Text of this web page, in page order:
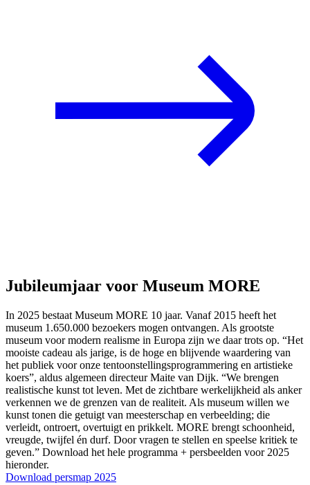
Jubileumjaar voor Museum MORE
In 2025 bestaat Museum MORE 10 jaar. Vanaf 2015 heeft het
museum 1.650.000 bezoekers mogen ontvangen. Als grootste
museum voor modern realisme in Europa zijn we daar trots op. “Het
mooiste cadeau als jarige, is de hoge en blijvende waardering van
het publiek voor onze tentoonstellingsprogrammering en artistieke
koers”, aldus algemeen directeur Maite van Dijk. “We brengen
realistische kunst tot leven. Met de zichtbare werkelijkheid als anker
verkennen we de grenzen van de realiteit. Als museum willen we
kunst tonen die getuigt van meesterschap en verbeelding; die
verleidt, ontroert, overtuigt en prikkelt. MORE brengt schoonheid,
vreugde, twijfel én durf. Door vragen te stellen en speelse kritiek te
geven.” Download het hele programma + persbeelden voor 2025
hieronder.
Download persmap 2025